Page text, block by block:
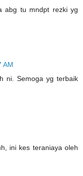
abg tu mndpt rezki yg
AM
ni. Semoga yg terbaik
ini kes teraniaya oleh